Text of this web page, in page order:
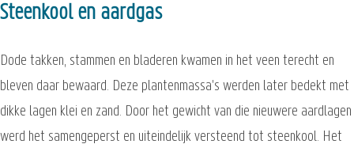
Steenkool en aardgas
Dode takken, stammen en bladeren kwamen in het veen terecht en
bleven daar bewaard. Deze plantenmassa's werden later bedekt met
dikke lagen klei en zand. Door het gewicht van die nieuwere aardlagen
werd het samengeperst en uiteindelijk versteend tot steenkool. Het